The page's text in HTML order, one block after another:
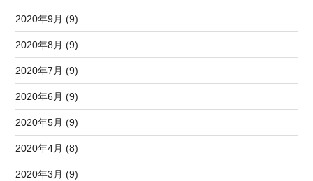
2020年9月 (9)
2020年8月 (9)
2020年7月 (9)
2020年6月 (9)
2020年5月 (9)
2020年4月 (8)
2020年3月 (9)